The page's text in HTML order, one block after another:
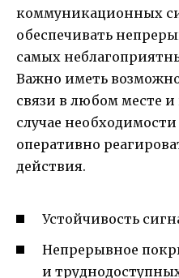
коммуникационных
обеспечивать
самых
Важно иметь
связи в любом месте
случае
оперативно
действия.
Устойчивость
Непрерывное
и